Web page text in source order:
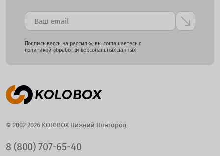
Подписываясь на рассылку, вы соглашаетесь с
политикой обработки персональных данных
© 2002-2026 KOLOBOX Нижний Новгород
8 (800) 707-65-40